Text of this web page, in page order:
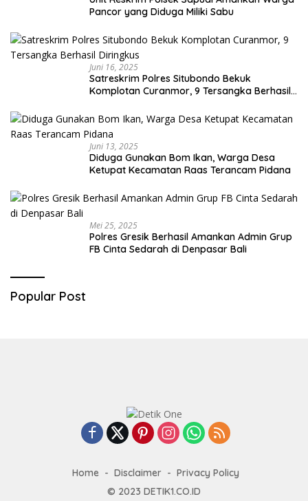
Pancor yang Diduga Miliki Sabu
Juni 16, 2025
Satreskrim Polres Situbondo Bekuk
Komplotan Curanmor, 9 Tersangka Berhasil
Juni 13, 2025
Diduga Gunakan Bom Ikan, Warga Desa
Ketupat Kecamatan Raas Terancam Pidana
Mei 25, 2025
Polres Gresik Berhasil Amankan Admin Grup
FB Cinta Sedarah di Denpasar Bali
Popular Post
Home Disclaimer
Privacy Policy
© 2023 DETIK1.CO.ID